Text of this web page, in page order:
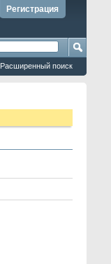
Регистрация
Расширенный поиск